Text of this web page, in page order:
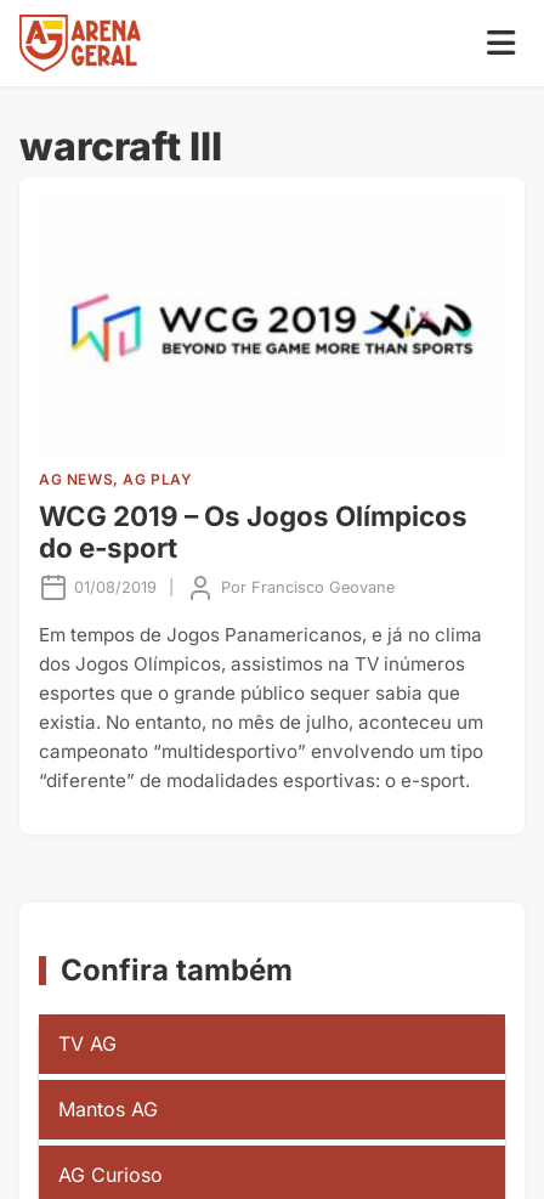
warcraft III
AG NEWS, AG PLAY
WCG 2019 – Os Jogos Olímpicos
do e-sport
01/08/2019 Por Francisco Geovane
Em tempos de Jogos Panamericanos, e já no clima
dos Jogos Olímpicos, assistimos na TV inúmeros
esportes que o grande público sequer sabia que
existia. No entanto, no mês de julho, aconteceu um
campeonato “multidesportivo” envolvendo um tipo
“diferente” de modalidades esportivas: o e-sport.
Confira também
TV AG
Mantos AG
AG Curioso